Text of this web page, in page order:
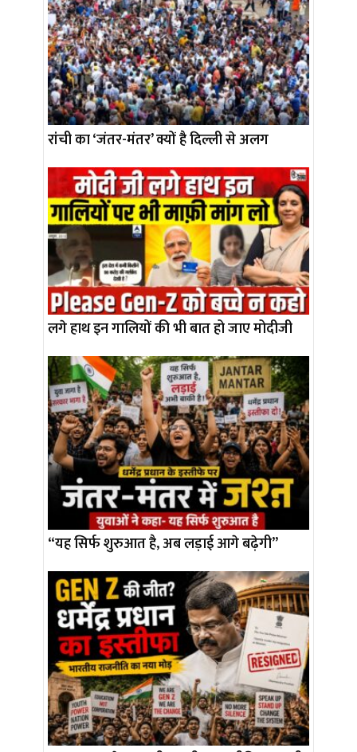
रांची का ‘जंतर-मंतर’ क्यों है दिल्ली से अलग
लगे हाथ इन गालियों की भी बात हो जाए मोदीजी
“यह सिर्फ शुरुआत है, अब लड़ाई आगे बढ़ेगी”